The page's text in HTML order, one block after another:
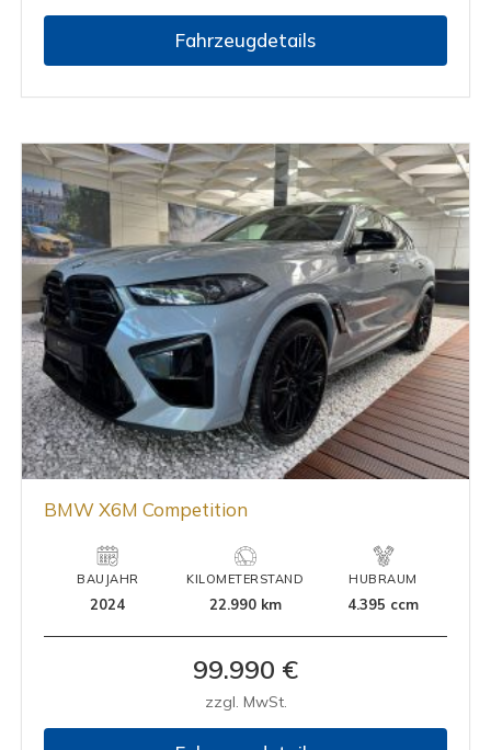
Fahrzeugdetails
BMW X6M Competition
BAUJAHR
2024
KILOMETERSTAND
22.990 km
HUBRAUM
4.395 ccm
99.990 €
zzgl. MwSt.